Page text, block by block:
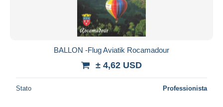
Prezzo
BALLON -Flug Aviatik Rocamadour
± 4,62 USD
Stato Professionista